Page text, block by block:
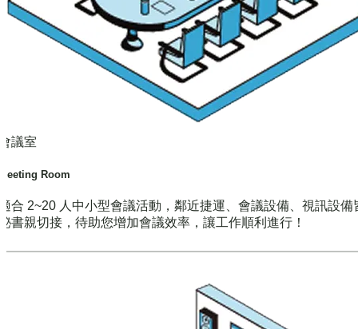
議室
Room
合 2~20 人中小型會議活動，鄰近捷運、會議設備、視訊設備
書親切接，待助您增加會議效率，讓工作順利進行！